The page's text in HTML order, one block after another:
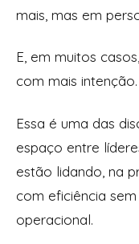
mais, mas em
E, em muitos
com mais intenção.
Essa é uma das
espaço entre
estão lidando, na
com eficiência
operacional.